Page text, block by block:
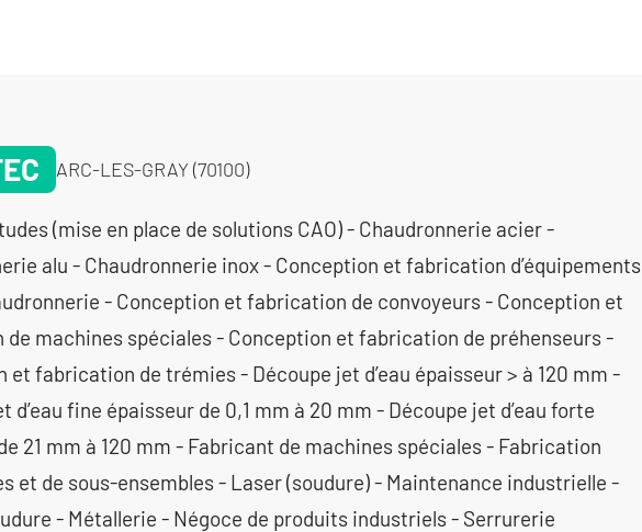
ARC-LES-GRAY (70100)
(mise en place de solutions CAO) - Chaudronnerie acier -
alu - Chaudronnerie inox - Conception et fabrication d’équipements
- Conception et fabrication de convoyeurs - Conception et
machines spéciales - Conception et fabrication de préhenseurs -
et fabrication de trémies - Découpe jet d’eau épaisseur > à 120 mm -
d’eau fine épaisseur de 0,1 mm à 20 mm - Découpe jet d’eau forte
21 mm à 120 mm - Fabricant de machines spéciales - Fabrication
et de sous-ensembles - Laser (soudure) - Maintenance industrielle -
- Métallerie - Négoce de produits industriels - Serrurerie